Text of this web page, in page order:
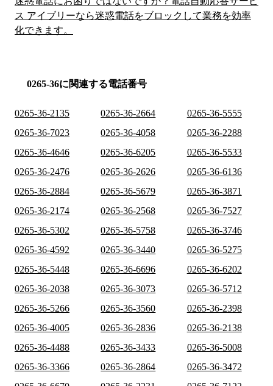
ス アイブリーなら迷惑電話をブロックして業務を効率
化できます。
0265-36に関連する電話番号
0265-36-2135 0265-36-2664
0265-36-5555
0265-36-7023
0265-36-4058
0265-36-2288
0265-36-4646
0265-36-6205
0265-36-5533
0265-36-2476
0265-36-2626
0265-36-6136
0265-36-2884
0265-36-5679
0265-36-3871
0265-36-2174
0265-36-2568
0265-36-7527
0265-36-5302
0265-36-5758
0265-36-3746
0265-36-4592
0265-36-3440
0265-36-5275
0265-36-5448
0265-36-6696
0265-36-6202
0265-36-2038
0265-36-3073
0265-36-5712
0265-36-5266
0265-36-3560
0265-36-2398
0265-36-4005
0265-36-2836
0265-36-2138
0265-36-4488
0265-36-3433
0265-36-5008
0265-36-3366
0265-36-2864
0265-36-3472